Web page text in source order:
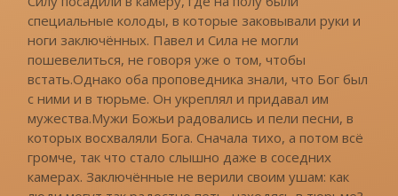
специальные колоды, в которые заковывали руки и
ноги заключённых. Павел и Сила не могли
пошевелиться, не говоря уже о том, чтобы
встать.Однако оба проповедника знали, что Бог был
с ними и в тюрьме. Он укреплял и придавал им
мужества.Мужи Божьи радовались и пели песни, в
которых восхваляли Бога. Сначала тихо, а потом всё
громче, так что стало слышно даже в соседних
камерах. Заключённые не верили своим ушам: как